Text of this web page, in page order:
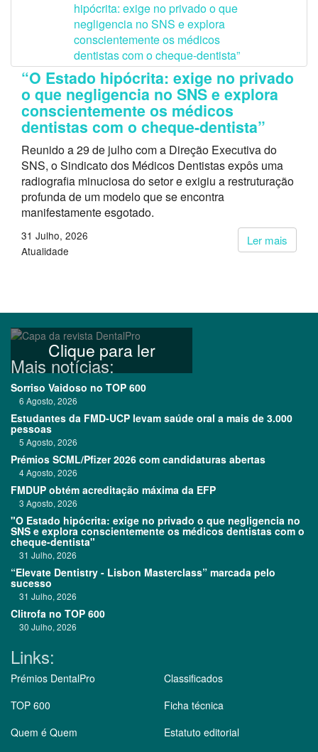
“O Estado hipócrita: exige no privado
o que negligencia no SNS e explora
conscientemente os médicos
dentistas com o cheque-dentista”
Reunido a 29 de julho com a Direção Executiva do
SNS, o Sindicato dos Médicos Dentistas expôs uma
radiografia minuciosa do setor e exigiu a restruturação
profunda de um modelo que se encontra
manifestamente esgotado.
Ler mais
31 Julho, 2026
Atualidade
Clique para ler
Mais notícias:
Sorriso Vaidoso no TOP 600
6 Agosto, 2026
Estudantes da FMD-UCP levam saúde oral a mais de 3.000
pessoas
5 Agosto, 2026
Prémios SCML/Pfizer 2026 com candidaturas abertas
4 Agosto, 2026
FMDUP obtém acreditação máxima da EFP
3 Agosto, 2026
"O Estado hipócrita: exige no privado o que negligencia no
SNS e explora conscientemente os médicos dentistas com o
cheque-dentista"
31 Julho, 2026
“Elevate Dentistry - Lisbon Masterclass” marcada pelo
sucesso
31 Julho, 2026
Clitrofa no TOP 600
30 Julho, 2026
Links:
Prémios DentalPro
TOP 600
Quem é Quem
Classificados
Ficha técnica
Estatuto editorial